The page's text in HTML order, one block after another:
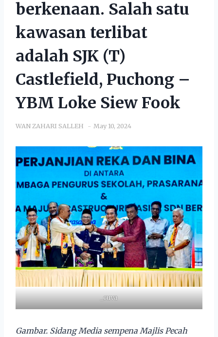
berkenaan. Salah satu
kawasan terlibat
adalah SJK (T)
Castlefield, Puchong –
YBM Loke Siew Fook
WAN ZAHARI SALLEH May 10, 2024
_cuva
Gambar. Sidang Media sempena Majlis Pecah